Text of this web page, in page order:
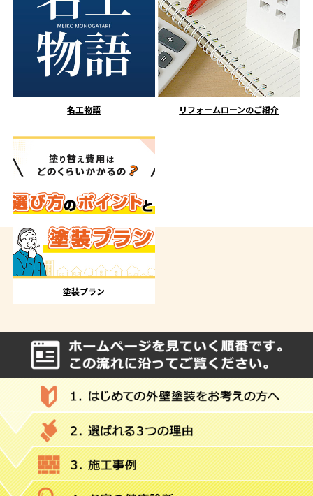
名工物語 リフォームローンのご紹介
塗装プラン